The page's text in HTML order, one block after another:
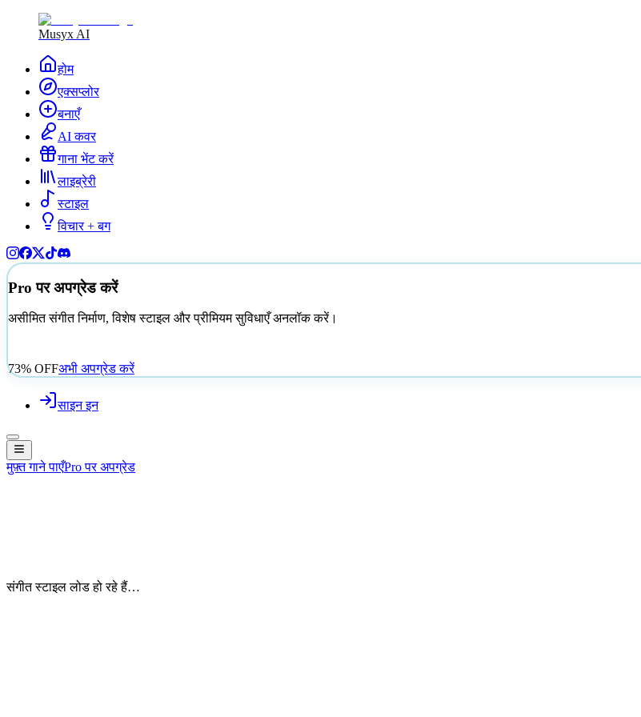
Musyx AI
होम
एक्सप्लोर
बनाएँ
AI कवर
गाना भेंट करें
लाइब्रेरी
स्टाइल
विचार + बग
Pro पर अपग्रेड करें
असीमित संगीत निर्माण, विशेष स्टाइल और प्रीमियम सुविधाएँ अनलॉक करें।
73% OFFअभी अपग्रेड करें
साइन इन
मुफ़्त गाने पाएँPro पर अपग्रेड
संगीत स्टाइल लोड हो रहे हैं…